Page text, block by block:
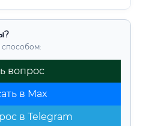
вопрос
в Max
в Telegram